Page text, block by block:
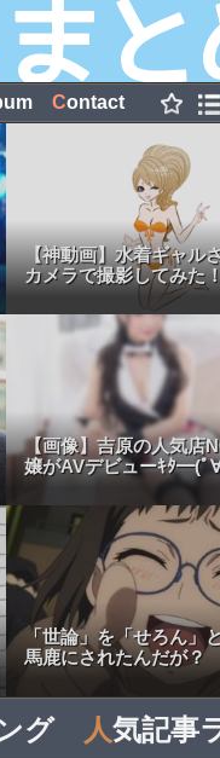
Contact
【神動画】水着ギャル
カメラで撮影してみた
【画像】吉原の人気店
嬢がAVデビューｷﾀ━(
「世論」を「せろん」
馬鹿にされたんだが？
グ 人気記事